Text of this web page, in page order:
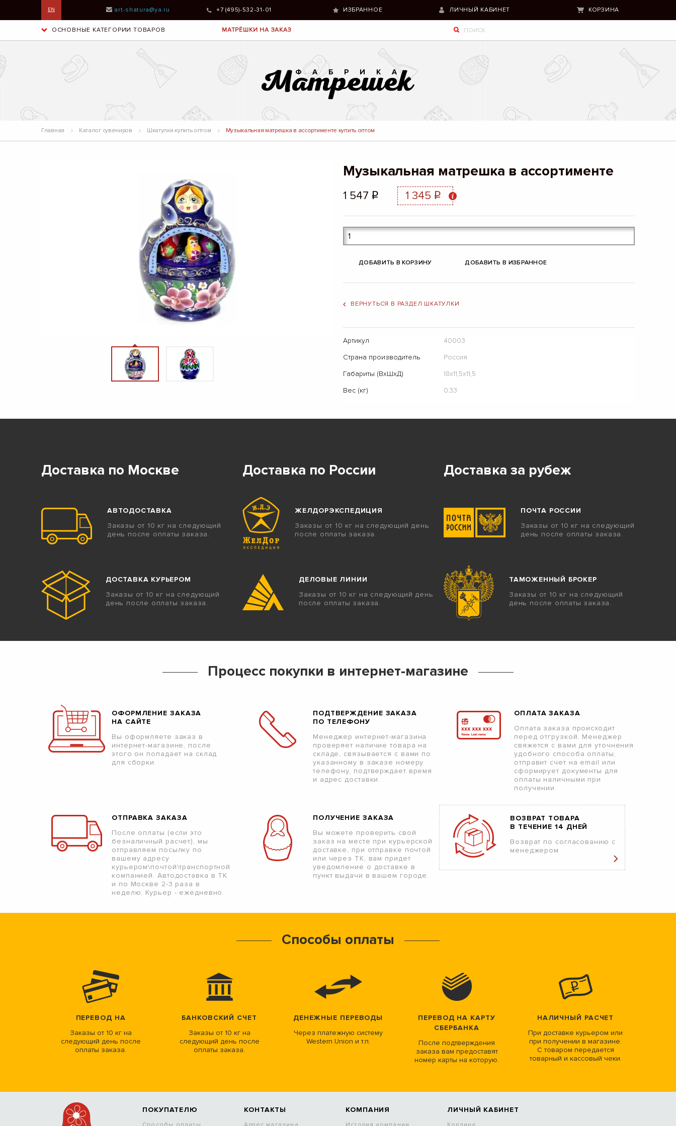
EN art-shatura@ya.ru +7 (495)-532-31-01 ИЗБРАННОЕ ЛИЧНЫЙ КАБИНЕТ КОРЗИНА
ОСНОВНЫЕ КАТЕГОРИИ ТОВАРОВ МАТРЁШКИ НА ЗАКАЗ
Главная Каталог сувениров Шкатулки купить оптом Музыкальная матрешка в ассортименте купить оптом
Музыкальная матрешка в ассортименте
1 547 q 1 345 q
ДОБАВИТЬ В КОРЗИНУ ДОБАВИТЬ В ИЗБРАННОЕ
ВЕРНУТЬСЯ В РАЗДЕЛ ШКАТУЛКИ
Артикул
40003
Страна производитель
Россия
Габариты (ВхШхД)
18х11,5х11,5
Вес (кг)
0.33
Доставка по Москве
АВТОДОСТАВКА
Заказы от 10 кг на следующий
день после оплаты заказа.
Доставка по России
ЖЕЛДОРЭКСПЕДИЦИЯ
Заказы от 10 кг на следующий день
после оплаты заказа.
Доставка за рубеж
ПОЧТА РОССИИ
Заказы от 10 кг на следующий
день после оплаты заказа.
ДОСТАВКА КУРЬЕРОМ
Заказы от 10 кг на следующий
день после оплаты заказа.
ДЕЛОВЫЕ ЛИНИИ
Заказы от 10 кг на следующий день
после оплаты заказа.
ТАМОЖЕННЫЙ БРОКЕР
Заказы от 10 кг на следующий
день после оплаты заказа.
Процесс покупки в интернет-магазине
ОФОРМЛЕНИЕ ЗАКАЗА
НА САЙТЕ
Вы оформляете заказ в
интернет-магазине, после
этого он попадает на склад
для сборки.
ПОДТВЕРЖДЕНИЕ ЗАКАЗА
ПО ТЕЛЕФОНУ
Менеджер интернет-магазина
проверяет наличие товара на
складе, связывается с вами по
указанному в заказе номеру
телефону, подтверждает время
и адрес доставки.
ОПЛАТА ЗАКАЗА
Оплата заказа происходит
перед отгрузкой. Менеджер
свяжется с вами для уточнения
удобного способа оплаты,
отправит счет на email или
сформирует документы для
оплаты наличными при
получении.
ОТПРАВКА ЗАКАЗА
После оплаты (если это
безналичный расчет), мы
отправляем посылку по
вашему адресу
курьером\почтой\транспортной
компанией. Автодоставка в ТК
и по Москве 2-3 раза в
неделю. Курьер - ежедневно.
ПОЛУЧЕНИЕ ЗАКАЗА
Вы можете проверить свой
заказ на месте при курьерской
доставке, при отправке почтой
или через ТК, вам придет
уведомление о доставке в
пункт выдачи в вашем городе.
ВОЗВРАТ ТОВАРА
В ТЕЧЕНИЕ 14 ДНЕЙ
Возврат по согласованию с
менеджером
Способы оплаты
ПЕРЕВОД НА
Заказы от 10 кг на
следующий день после
оплаты заказа.
БАНКОВСКИЙ СЧЕТ
Заказы от 10 кг на
следующий день после
оплаты заказа.
ДЕНЕЖНЫЕ ПЕРЕВОДЫ
Через платежную систему
Western Union и т.п.
ПЕРЕВОД НА КАРТУ
СБЕРБАНКА
После подтверждения
заказа вам предоставят
номер карты на которую.
НАЛИЧНЫЙ РАСЧЕТ
При доставке курьером или
при получении в магазине.
С товаром передается
товарный и кассовый чеки.
ПОКУПАТЕЛЮ КОНТАКТЫ КОМПАНИЯ ЛИЧНЫЙ КАБИНЕТ